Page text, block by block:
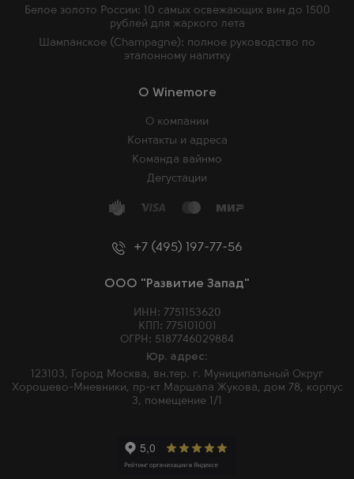
+7 (495) 197-77-56
ООО "Развитие Запад"
ИНН: 7751153620
КПП: 775101001
ОГРН: 5187746029884
Юр. адрес:
123103, Город Москва, вн.тер. г. Муниципальный Округ
Хорошево-Мневники, пр-кт Маршала Жукова, дом 78, корпус
3, помещение 1/1
O Winemore
О компании
Контакты и адреса
Команда вайнмо
Дегустации
Белое золото России: 10 самых освежающих вин до 1500
рублей для жаркого лета
Шампанское (Champagne): полное руководство по
эталонному напитку